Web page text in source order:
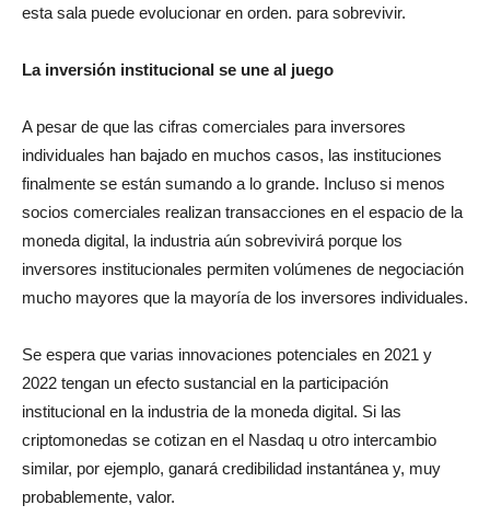
esta sala puede evolucionar en orden. para sobrevivir.
La inversión institucional se une al juego
A pesar de que las cifras comerciales para inversores
individuales han bajado en muchos casos, las instituciones
finalmente se están sumando a lo grande. Incluso si menos
socios comerciales realizan transacciones en el espacio de la
moneda digital, la industria aún sobrevivirá porque los
inversores institucionales permiten volúmenes de negociación
mucho mayores que la mayoría de los inversores individuales.
Se espera que varias innovaciones potenciales en 2021 y
2022 tengan un efecto sustancial en la participación
institucional en la industria de la moneda digital. Si las
criptomonedas se cotizan en el Nasdaq u otro intercambio
similar, por ejemplo, ganará credibilidad instantánea y, muy
probablemente, valor.